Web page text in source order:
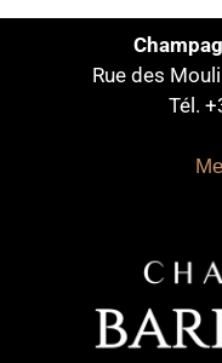
Rue des
Tél.